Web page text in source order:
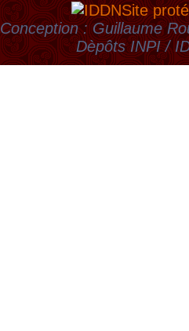
Site
Conception : Guillaume
Dèpôts INPI /